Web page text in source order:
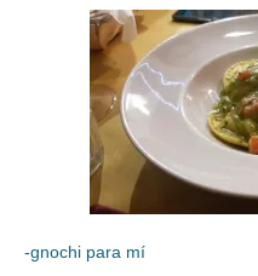
-gnochi para mí